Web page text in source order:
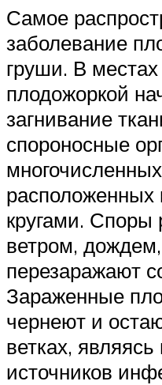
Самое
заболевание
груши. В
плодожоркой
загнивание
спороносные
расположенных
кругами. Споры
ветром,
перезаражают
Зараженные
чернеют и
ветках,
источников